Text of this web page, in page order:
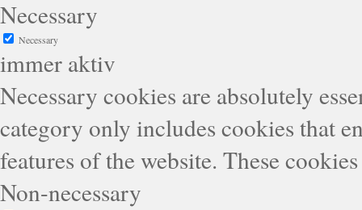
Necessary
Necessary
immer aktiv
Necessary cookies are absolutely
category only includes cookies that
features of the website. These
Non-necessary